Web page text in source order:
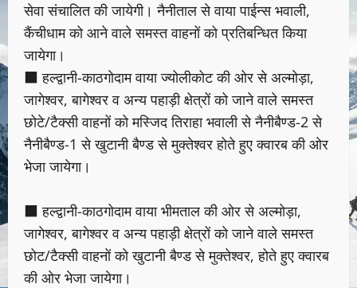
सेवा संचालित की जायेगी। नैनीताल से वाया पाईन्स भवाली,
कैंचीधाम को आने वाले समस्त वाहनों को प्रतिबन्धित किया
जायेगा।
■ हल्द्वानी-काठगोदाम वाया ज्योलीकोट की ओर से अल्मोड़ा,
जागेश्वर, बागेश्वर व अन्य पहाड़ी क्षेत्रों को जाने वाले समस्त
छोटे/टैक्सी वाहनों को मस्जिद तिराहा भवाली से नैनीबैण्ड-2 से
नैनीबैण्ड-1 से खुटानी बैण्ड से मुक्तेश्वर होते हुए क्वारब की ओर
भेजा जायेगा।
■ हल्द्वानी-काठगोदाम वाया भीमताल की ओर से अल्मोड़ा,
जागेश्वर, बागेश्वर व अन्य पहाड़ी क्षेत्रों को जाने वाले समस्त
छोट/टैक्सी वाहनों को खुटानी बैण्ड से मुक्तेश्वर, होते हुए क्वारब
की ओर भेजा जायेगा।